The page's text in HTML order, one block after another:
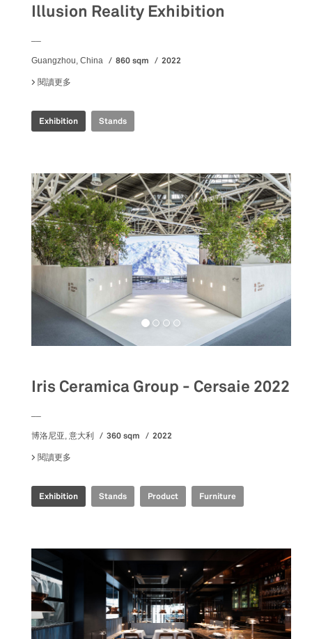
Illusion Reality Exhibition
Guangzhou, China 860 sqm
2022
閱讀更多
Exhibition Stands
Iris Ceramica Group - Cersaie 2022
博洛尼亚, 意大利 360 sqm
2022
閱讀更多
Exhibition Stands Product Furniture